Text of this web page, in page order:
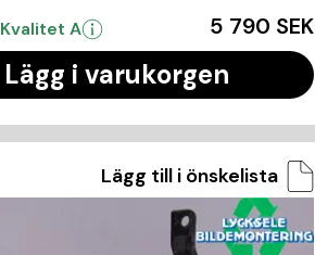
Kvalitet A 5 790 SEK
Lägg i varukorgen
Lägg till i önskelista